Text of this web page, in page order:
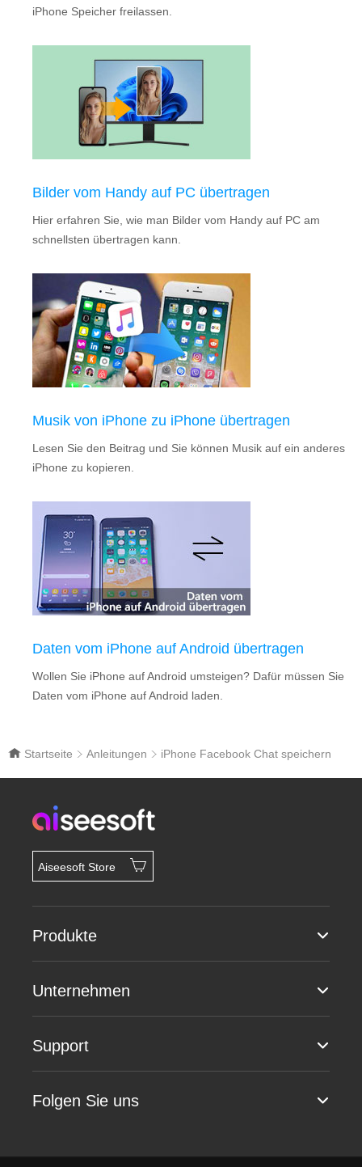
iPhone Speicher freilassen.
Bilder vom Handy auf PC übertragen
Hier erfahren Sie, wie man Bilder vom Handy auf PC am
schnellsten übertragen kann.
Musik von iPhone zu iPhone übertragen
Lesen Sie den Beitrag und Sie können Musik auf ein anderes
iPhone zu kopieren.
Daten vom iPhone auf Android übertragen
Wollen Sie iPhone auf Android umsteigen? Dafür müssen Sie
Daten vom iPhone auf Android laden.
Startseite Anleitungen iPhone Facebook Chat speichern
Aiseesoft Store
Produkte
Unternehmen
Support
Folgen Sie uns